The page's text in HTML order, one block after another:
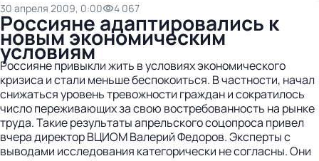
30 апреля 2009, 0:00 4 067
Россияне адаптировались к
новым экономическим
условиям
Россияне привыкли жить в условиях экономического
кризиса и стали меньше беспокоиться. В частности, начал
снижаться уровень тревожности граждан и сократилось
число переживающих за свою востребованность на рынке
труда. Такие результаты апрельского соцопроса привел
вчера директор ВЦИОМ Валерий Федоров. Эксперты с
выводами исследования категорически не согласны. Они